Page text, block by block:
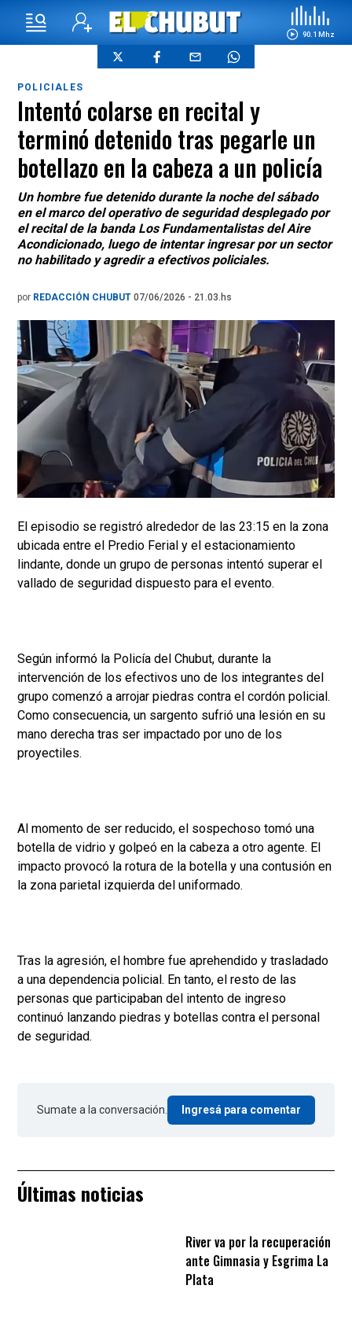
90.1 Mhz
POLICIALES
Intentó colarse en recital y
terminó detenido tras pegarle un
botellazo en la cabeza a un policía
Un hombre fue detenido durante la noche del sábado
en el marco del operativo de seguridad desplegado por
el recital de la banda Los Fundamentalistas del Aire
Acondicionado, luego de intentar ingresar por un sector
no habilitado y agredir a efectivos policiales.
por REDACCIÓN CHUBUT 07/06/2026 - 21.03.hs
El episodio se registró alrededor de las 23:15 en la zona
ubicada entre el Predio Ferial y el estacionamiento
lindante, donde un grupo de personas intentó superar el
vallado de seguridad dispuesto para el evento.
Según informó la Policía del Chubut, durante la
intervención de los efectivos uno de los integrantes del
grupo comenzó a arrojar piedras contra el cordón policial.
Como consecuencia, un sargento sufrió una lesión en su
mano derecha tras ser impactado por uno de los
proyectiles.
Al momento de ser reducido, el sospechoso tomó una
botella de vidrio y golpeó en la cabeza a otro agente. El
impacto provocó la rotura de la botella y una contusión en
la zona parietal izquierda del uniformado.
Tras la agresión, el hombre fue aprehendido y trasladado
a una dependencia policial. En tanto, el resto de las
personas que participaban del intento de ingreso
continuó lanzando piedras y botellas contra el personal
de seguridad.
Sumate a la conversación. Ingresá para comentar
Últimas noticias
River va por la recuperación
ante Gimnasia y Esgrima La
Plata